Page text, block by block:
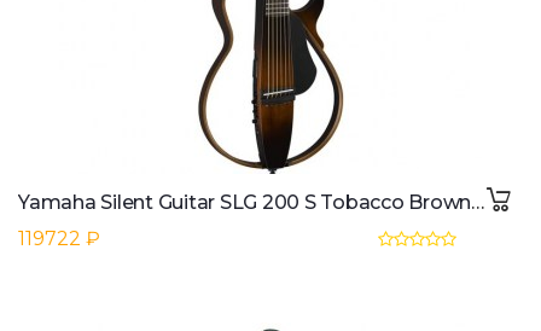
Yamaha Silent Guitar SLG 200 S Tobacco Brown Sunburst Steel Strings
119722 ₽